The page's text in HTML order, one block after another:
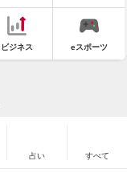
ビジネス eスポーツ
占い すべて